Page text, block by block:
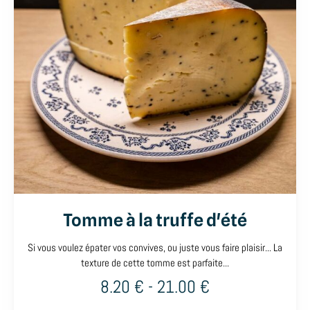
Tomme à la truffe d'été
Si vous voulez épater vos convives, ou juste vous faire plaisir... La
texture de cette tomme est parfaite...
8.20 € - 21.00 €